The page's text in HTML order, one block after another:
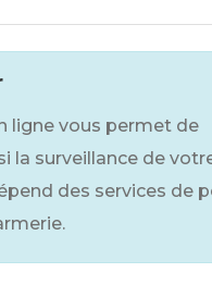
ligne vous permet de
la surveillance de
des services de